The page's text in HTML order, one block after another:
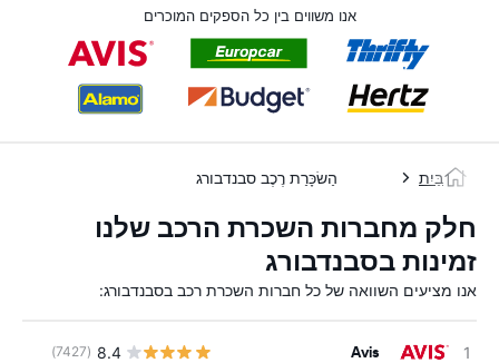
אנו משווים בין כל הספקים המוכרים
בַּיִת הַשׂכָּרַת רֶכֶב סבנדבורג
חלק מחברות השכרת הרכב שלנו
זמינות בסבנדבורג
אנו מציעים השוואה של כל חברות השכרת רכב בסבנדבורג:
Avis
8.4
(7427)